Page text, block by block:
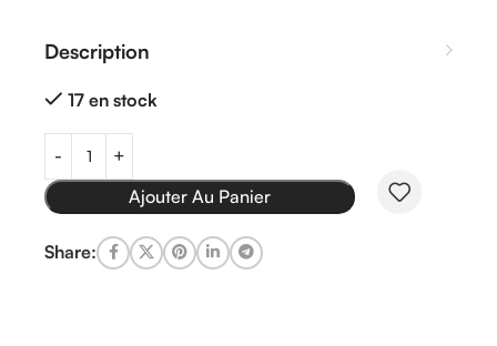
Description
17 en stock
Ajouter Au Panier
Share: